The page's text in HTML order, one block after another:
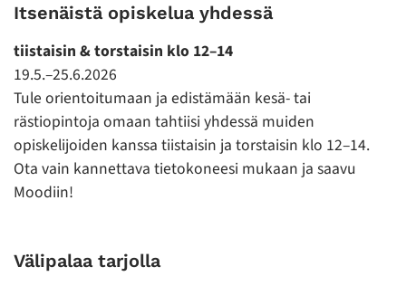
Itsenäistä opiskelua yhdessä
tiistaisin & torstaisin klo 12–14
19.5.–25.6.2026
Tule orientoitumaan ja edistämään kesä- tai
rästiopintoja omaan tahtiisi yhdessä muiden
opiskelijoiden kanssa tiistaisin ja torstaisin klo 12–14.
Ota vain kannettava tietokoneesi mukaan ja saavu
Moodiin!
Välipalaa tarjolla